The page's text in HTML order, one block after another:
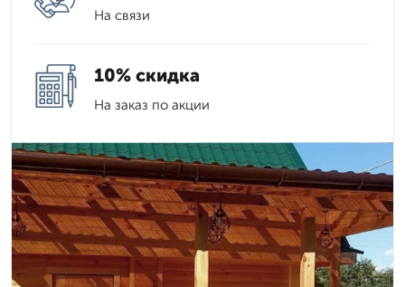
На связи
10% скидка
На заказ по акции